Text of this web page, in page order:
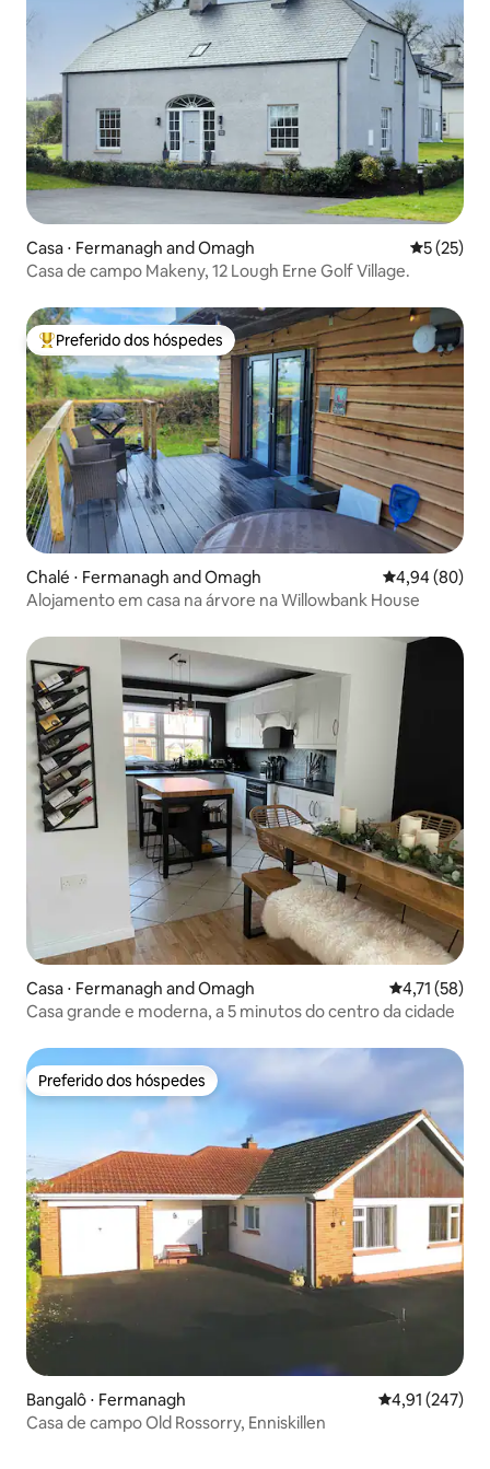
Casa ⋅ Fermanagh and Omagh 5 de uma
5 (25)
Casa de campo Makeny, 12 Lough Erne Golf Village.
Entre os melhores preferidos dos hóspedes
Preferido dos hóspedes
Chalé ⋅ Fermanagh and Omagh 4,94 de uma
4,94 (80)
Alojamento em casa na árvore na Willowbank House
Casa ⋅ Fermanagh and Omagh 4,71 de uma
4,71 (58)
Casa grande e moderna, a 5 minutos do centro da cidade
Preferido dos hóspedes
Preferido dos hóspedes
Bangalô ⋅ Fermanagh 4,91 de uma
4,91 (247)
Casa de campo Old Rossorry, Enniskillen